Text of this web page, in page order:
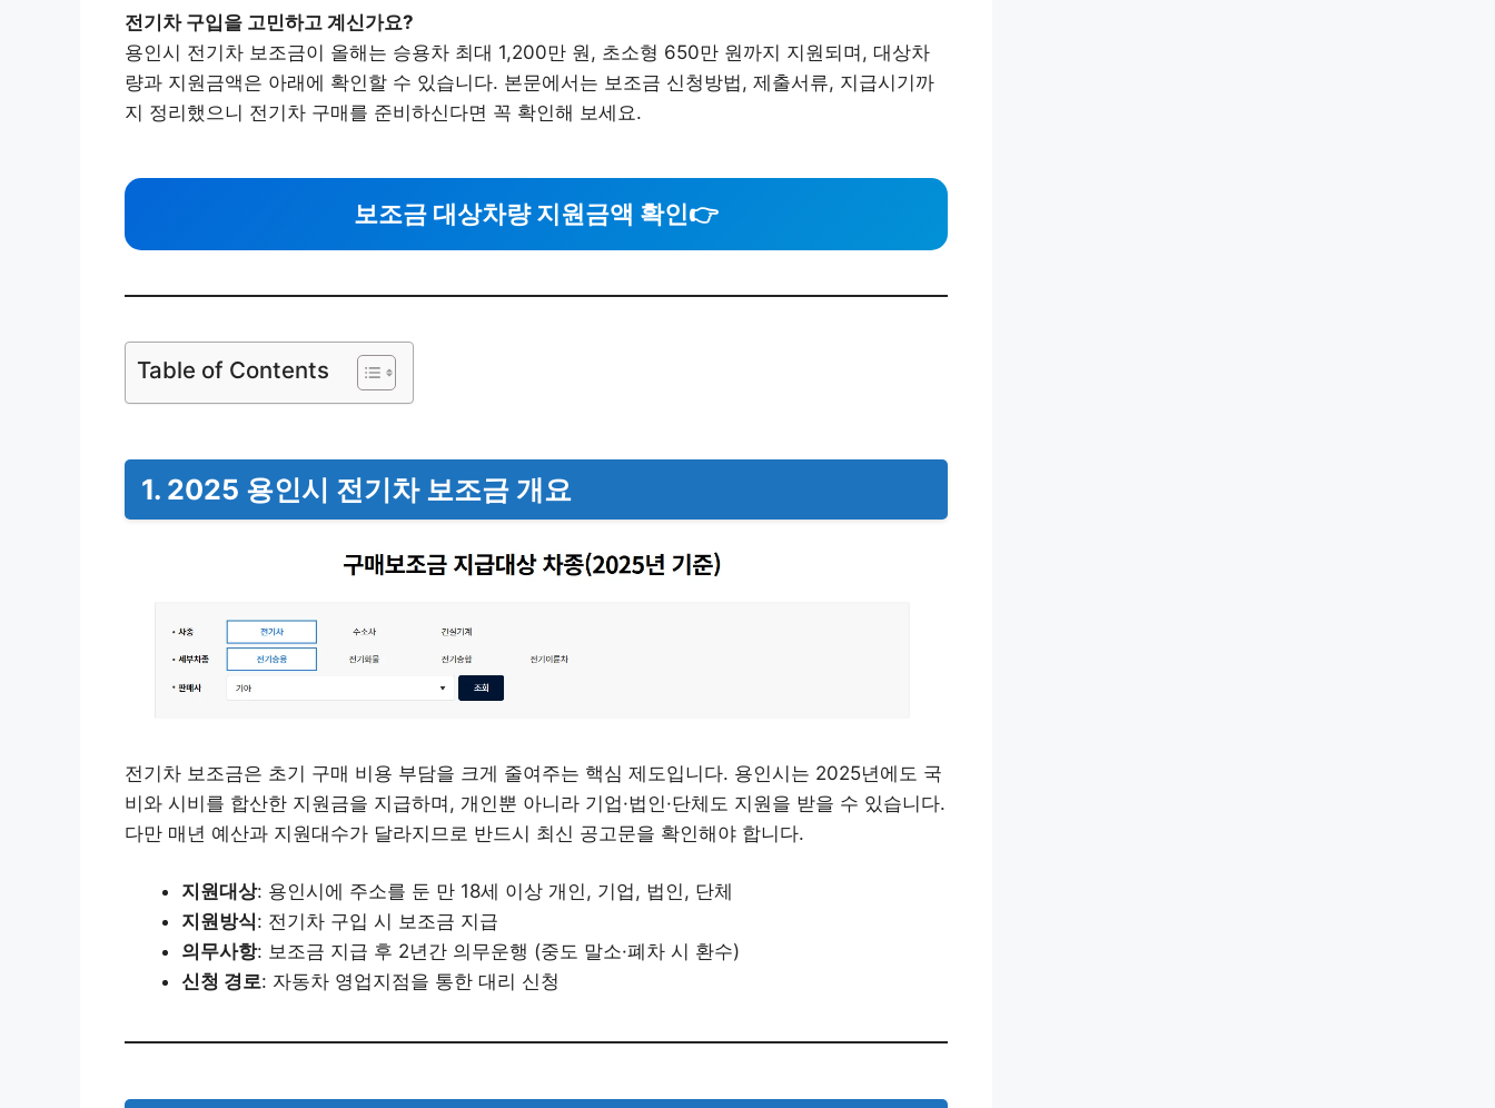
전기차 구입을 고민하고 계신가요?
용인시 전기차 보조금이 올해는 승용차 최대 1,200만 원, 초소형 650만 원까지 지원되며, 대상차
량과 지원금액은 아래에 확인할 수 있습니다. 본문에서는 보조금 신청방법, 제출서류, 지급시기까
지 정리했으니 전기차 구매를 준비하신다면 꼭 확인해 보세요.
보조금 대상차량 지원금액 확인👉
Table of Contents
1. 2025 용인시 전기차 보조금 개요
전기차 보조금은 초기 구매 비용 부담을 크게 줄여주는 핵심 제도입니다. 용인시는 2025년에도 국
비와 시비를 합산한 지원금을 지급하며, 개인뿐 아니라 기업·법인·단체도 지원을 받을 수 있습니다.
다만 매년 예산과 지원대수가 달라지므로 반드시 최신 공고문을 확인해야 합니다.
지원대상: 용인시에 주소를 둔 만 18세 이상 개인, 기업, 법인, 단체
지원방식: 전기차 구입 시 보조금 지급
의무사항: 보조금 지급 후 2년간 의무운행 (중도 말소·폐차 시 환수)
신청 경로: 자동차 영업지점을 통한 대리 신청